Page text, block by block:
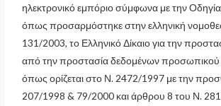
ηλεκτρονικό εμπόριο σύμφωνα με την
όπως προσαρμόστηκε στην ελληνική
131/2003, το Ελληνικό Δίκαιο για την
από την προστασία δεδομένων
όπως ορίζεται στο Ν. 2472/1997 με την
207/1998 & 79/2000 και άρθρου 8 του Ν.